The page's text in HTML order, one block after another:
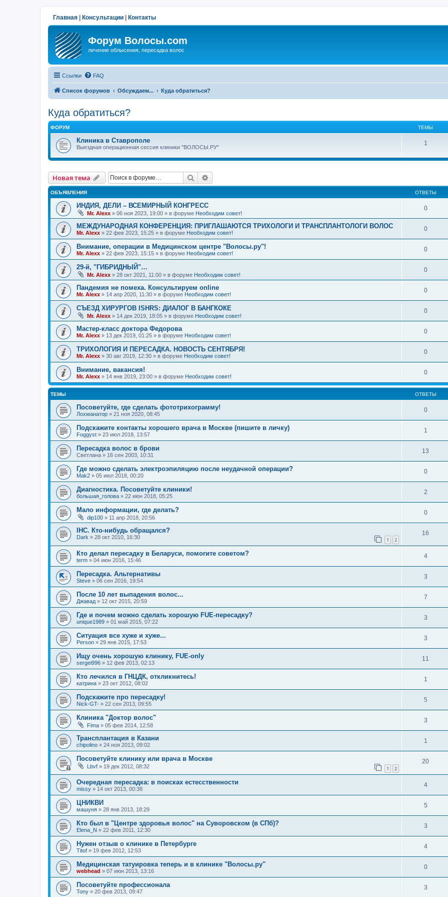
Главная Консультации Контакты
Форум Волосы.com
лечение облысения, пересадка волос
Ссылки FAQ
Список форумов Обсуждаем... Куда обратиться?
Куда обратиться?
ФОРУМ ТЕМЫ
Клиника в Ставрополе
Выездная операционная сессия клиники "ВОЛОСЫ.РУ"
1
Новая тема Поиск
ОБЪЯВЛЕНИЯ ОТВЕТЫ
ИНДИЯ, ДЕЛИ – ВСЕМИРНЫЙ КОНГРЕСС
Mr. Alexx » 06 ноя 2023, 19:00 » в форуме Необходим совет!
0
МЕЖДУНАРОДНАЯ КОНФЕРЕНЦИЯ: ПРИГЛАШАЮТСЯ ТРИХОЛОГИ И ТРАНСПЛАНТОЛОГИ ВОЛОС
Mr. Alexx » 22 фев 2023, 15:25 » в форуме Необходим совет!
0
Внимание, операции в Медицинском центре "Волосы.ру"!
Mr. Alexx » 22 фев 2023, 15:15 » в форуме Необходим совет!
0
29-й, "ГИБРИДНЫЙ"…
Mr. Alexx » 28 окт 2021, 11:00 » в форуме Необходим совет!
0
Пандемия не помеха. Консультируем online
Mr. Alexx » 14 апр 2020, 11:30 » в форуме Необходим совет!
0
СЪЕЗД ХИРУРГОВ ISHRS: ДИАЛОГ В БАНГКОКЕ
Mr. Alexx » 14 дек 2019, 18:05 » в форуме Необходим совет!
0
Мастер-класс доктора Федорова
Mr. Alexx » 13 дек 2019, 01:25 » в форуме Необходим совет!
0
ТРИХОЛОГИЯ И ПЕРЕСАДКА. НОВОСТЬ СЕНТЯБРЯ!
Mr. Alexx » 30 авг 2019, 12:30 » в форуме Необходим совет!
0
Внимание, вакансия!
Mr. Alexx » 14 янв 2019, 23:00 » в форуме Необходим совет!
0
ТЕМЫ ОТВЕТЫ
Посоветуйте, где сделать фототрихограмму!
Лохманатор » 21 ноя 2020, 08:45
0
Подскажите контакты хорошего врача в Москве (пишите в личку)
Foggyst » 23 июл 2018, 13:57
1
Пересадка волос в брови
Светлана » 16 сен 2003, 10:31
13
Где можно сделать электроэпиляцию после неудачной операции?
Mak2 » 05 июл 2018, 00:20
0
Диагностика. Посоветуйте клиники!
большая_голова » 22 июн 2018, 05:25
2
Мало информации, где делать?
dip100 » 11 апр 2018, 20:56
0
IHC. Кто-нибудь обращался?
Dark » 28 окт 2010, 16:30 1 2
16
Кто делал пересадку в Беларуси, помогите советом?
term » 04 июн 2016, 15:46
4
Пересадка. Альтернативы
Steve » 06 сен 2016, 19:54
3
После 10 лет выпадения волос...
Джавад » 12 окт 2015, 20:59
7
Где и почем можно сделать хорошую FUE-пересадку?
unique1989 » 01 май 2015, 07:22
3
Ситуация все хуже и хуже...
Person » 29 янв 2015, 17:53
3
Ищу очень хорошую клинику, FUE-only
sergei996 » 12 фев 2013, 02:13
11
Кто лечился в ГНЦДК, откликнитесь!
катрина » 23 окт 2012, 08:02
1
Подскажите про пересадку!
Nick-GT- » 22 сен 2013, 09:55
5
Клиника "Доктор волос"
Fima » 05 фев 2014, 12:58
3
Трансплантация в Казани
chipolino » 24 ноя 2013, 09:02
1
Посоветуйте клинику или врача в Москве
Lbvf » 19 дек 2012, 08:32 1 2
20
Очередная пересадка: в поисках естесственности
missy » 14 окт 2013, 00:38
4
ЦНИКВИ
машуня » 28 янв 2013, 18:29
5
Кто был в "Центре здоровья волос" на Суворовском (в СПб)?
Elena_N » 22 фев 2011, 12:30
3
Нужен отзыв о клинике в Петербурге
Titof » 19 фев 2012, 12:53
4
Медицинская татуировка теперь и в клинике "Волосы.ру"
webhead » 07 июн 2013, 13:16
0
Посоветуйте профессионала
Tony » 20 фев 2013, 09:47
3